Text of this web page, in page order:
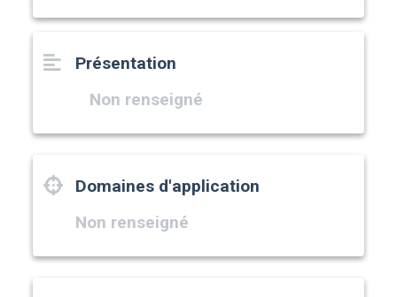
Présentation
Non renseigné
Domaines d'application
Non renseigné